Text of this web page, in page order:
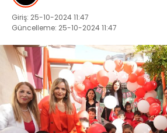
GENEL
İLETIŞIM
KÜNYE
Giriş: 25-10-2024 11:47
Güncelleme: 25-10-2024 11:47